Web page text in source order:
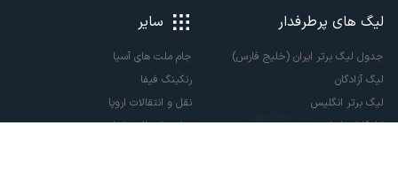
لیگ های پرطرفدار
جدول لیگ برتر ایران (خلیج فارس)
لیگ آزادگان
لیگ برتر انگلیس
لالیگا اسپانیا
سایر
جام ملت های آسیا
رنکینگ فیفا
نقل و انتقالات اروپا
نقل و انتقالات ایران